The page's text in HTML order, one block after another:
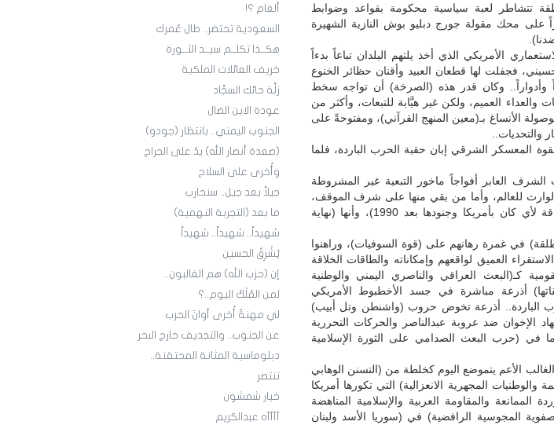
ألغام ؟!
السعودية تحتضر.. طال عُمرك
هكــذا تكلــم سيــد الثــورة
خريف العائلات الملكية
زلَّة حائك السجَّاد
عودة الابن الضال
الجنوب اليمني.. بانتظار (جودو)
(صعدة أنصار الله) يدٌ على الجراح
وأُخرى على السلاح
جيلاً بعد جيل.. سنحارب
ما بعد (التجربة النهمية)
شهيداً.. شهيداً.. شهيداً
يُشْرِقُ الحسين
إن (حزب الله) هم الغالبون..
لمن المُلْكُ اليوم..؟
لي مهنةٌ أُخرى أوانَ الحرب
عن الجنوب.. والتجديف خارج البحر
دبلوماسية المثانة المحتقنة..
تنتصر
خيار شمشون
آآآآه عبدالكريم
تتشاطر لعبة سياسية محكومة بقواعد وضوابط
على محك مقولة جورج دبليو بوش النازية الشهيرة
الأمريكي الذي أخذ يلتهم البلدان تباعاً بدءاً
فجفلت لها قطعان العبيد وأقنان حظائر الخنوع
وأدواراً.. وكان قدر هذه (الصرخة) أن تواجه سخط
العميم، ولكن غير هيَّابة للتبعات، وأكثر من
الأنساغ بـ(معين المنهج القرآني)، ومفتوحةً على
والتحديات..
المعسكر الشرقي إبان حقبة الحرب الباردة، فلما
العابر أفواجاً ماخور التبعية غير المشروطة
الوارث للعالم، وأما من بقي منها على شرف الموقف،
فأضمر البراء وأظهر الولاء، موقناً أنه (لا طاقة لأي كان بأمريكا وجنودها بعد 1990)، وأنها (نهاية
في غمرة رهانهم على (قوة السوفيات)، وراهنوا
العميق لواقعهم وإمكاناته والطاقات الخلاقة
كـ(البعث العراقي والناصري اليمني والوطنية
أذرعة مباشرة في جسد الأخطبوط الأمريكي
الباردة.. أذرعة تخوض حروب (واشنطن وتل أبيب)
الإخوان ضد عروبة عبدالناصر والحركات التحررية
في (حرب البعث الصدامي على الثورة الإسلامية
الأعم يتموضع اليوم كخلطة من (التسنن الوهابي
والوطنيات المجهرية الانعزالية) التي تكورها أمريكا
والمقاومة العربية والإسلامية المناهضة
المجوسية الرافضية) في (سوريا الأسد ولبنان